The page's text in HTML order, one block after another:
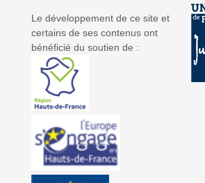
Le développement de ce site et
certains de ses contenus ont
bénéficié du soutien de :